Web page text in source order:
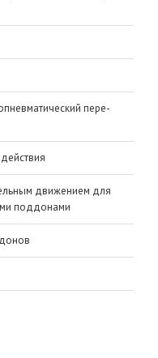
пере-
движением для
поддонами